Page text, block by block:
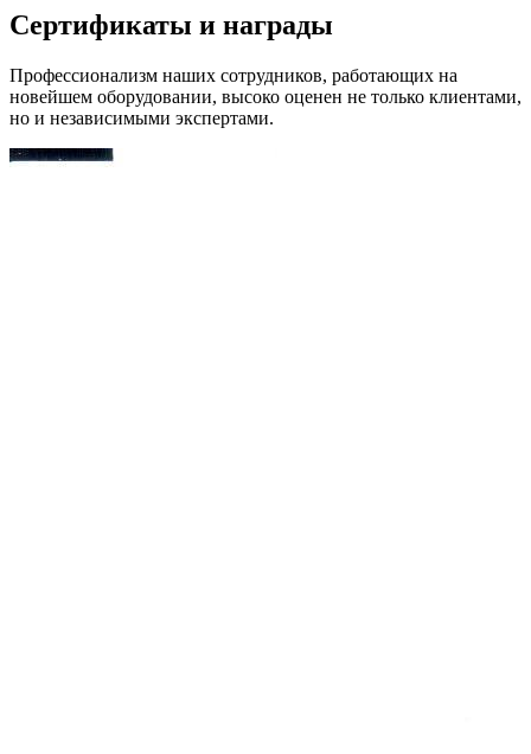
Сертификаты и награды
Профессионализм наших сотрудников, работающих на
новейшем оборудовании, высоко оценен не только клиентами,
но и независимыми экспертами.